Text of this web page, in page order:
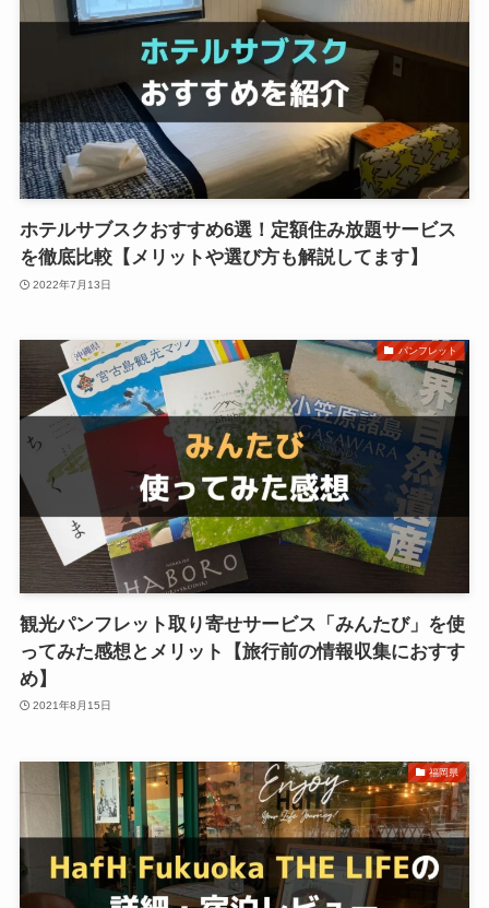
ホテルサブスクおすすめ6選！定額住み放題サービス
を徹底比較【メリットや選び方も解説してます】
2022年7月13日
パンフレット
観光パンフレット取り寄せサービス「みんたび」を使
ってみた感想とメリット【旅行前の情報収集におすす
め】
2021年8月15日
福岡県